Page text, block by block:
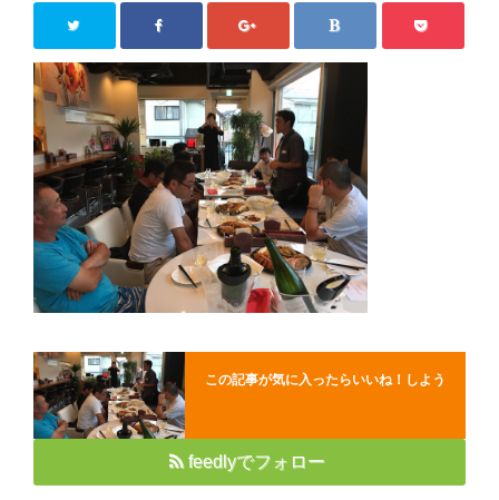
アクセス
院長プロフィール
blog
Close
この記事が気に入ったらいいね！しよう
feedlyでフォロー